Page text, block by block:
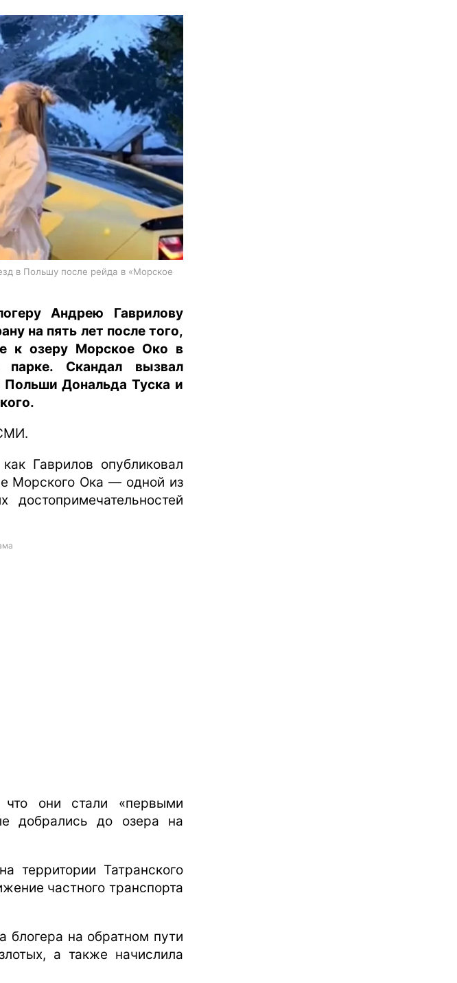
архив
gambling
в Польшу после рейда в «Морское
Андрею Гаврилову
на пять лет после того,
к озеру Морское Око в
парке. Скандал вызвал
Дональда Туска и
Гаврилов опубликовал
Морского Ока — одной из
они стали «первыми
добрались до озера на
территории Татранского
частного транспорта
блогера на обратном пути
а также начислила